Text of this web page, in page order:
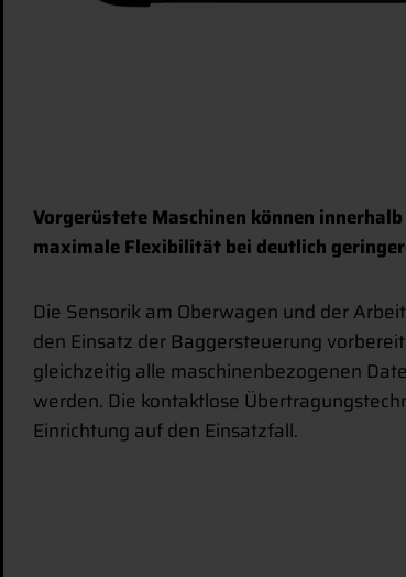
Vorgerüstete Maschinen können
maximale Flexibilität bei deutlich
Die Sensorik am Oberwagen und der
den Einsatz der Baggersteuerung
gleichzeitig alle maschinenbezogenen
werden. Die kontaktlose
Einrichtung auf den Einsatzfall.